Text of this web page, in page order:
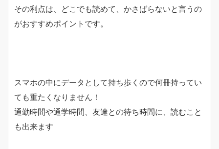
その利点は、 どこでも読めて、かさばらないと言うの
がおすすめポイントです。
スマホの中にデータとして持ち歩くので何冊持ってい
ても重たくなりません！
通勤時間や通学時間、友達との待ち時間に、読むこと
も出来ます